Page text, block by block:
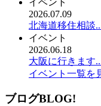
2026.07.09
北海道移住相談
イベント
2026.06.18
大阪に行きます
イベント一覧を
ブログBLOG!